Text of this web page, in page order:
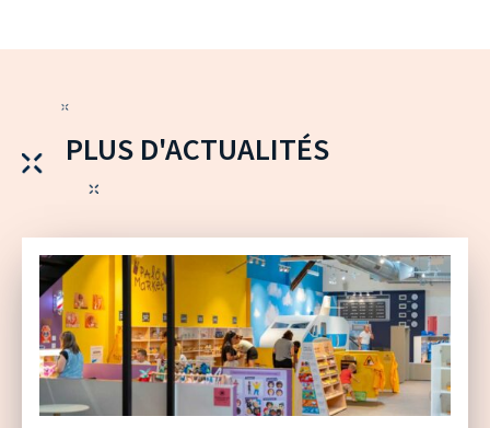
PLUS D'ACTUALITÉS